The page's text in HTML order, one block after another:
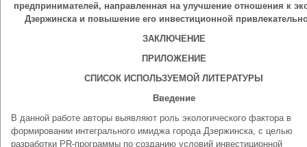
предпринимателей, направленная на улучшение отношения к
Дзержинска и повышение его инвестиционной
ЗАКЛЮЧЕНИЕ
ПРИЛОЖЕНИЕ
СПИСОК ИСПОЛЬЗУЕМОЙ ЛИТЕРАТУРЫ
Введение
В данной работе авторы выявляют роль экологического фактора в
формировании интегрального имиджа города Дзержинска, с целью
разработки PR-программы по созданию условий инвестиционной